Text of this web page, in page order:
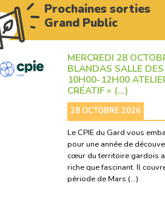
Prochaines sorties
Grand Public
MERCREDI 28
BLANDAS SALLE DES
10H00-12H00
CRÉATIF « (…)
28 OCTOBRE 2026
Le CPIE du Gard vous
pour une année de
cœur du territoire gardois
riche que fascinant. Il
période de Mars (…)